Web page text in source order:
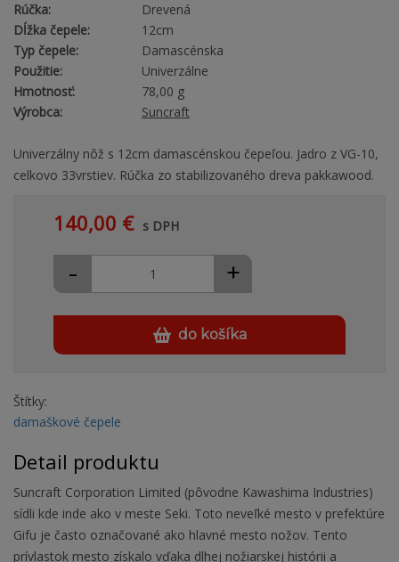
Rúčka:
Drevená
Dĺžka čepele:
12cm
Typ čepele:
Damascénska
Použitie:
Univerzálne
Hmotnosť:
78,00 g
Výrobca:
Suncraft
Univerzálny nôž s 12cm damascénskou čepeľou. Jadro z VG-10,
celkovo 33vrstiev. Rúčka zo stabilizovaného dreva pakkawood.
140,00 € s DPH
+
-
do košíka
Štítky:
damaškové čepele
Detail produktu
Suncraft Corporation Limited (pôvodne Kawashima Industries)
sídli kde inde ako v meste Seki. Toto neveľké mesto v prefektúre
Gifu je často označované ako hlavné mesto nožov. Tento
prívlastok mesto získalo vďaka dlhej nožiarskej histórii a